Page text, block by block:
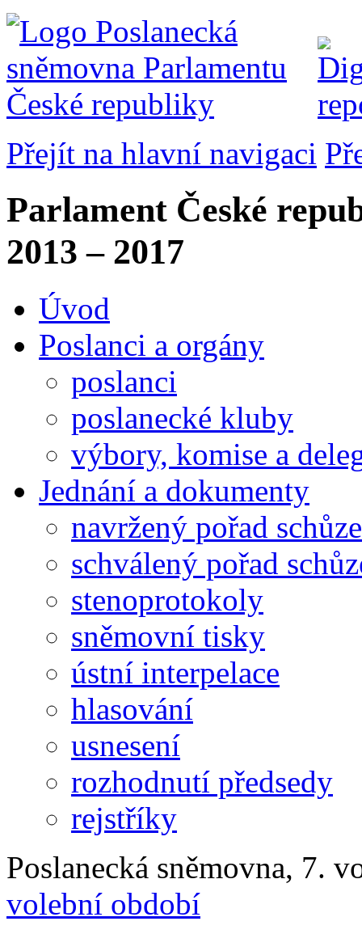
Přejít na hlavní navigaci
Parlament České
2013 – 2017
Úvod
Poslanci a orgány
poslanci
poslanecké kluby
výbory, komise a
Jednání a dokumenty
navržený pořad schůze
schválený pořad
stenoprotokoly
sněmovní tisky
ústní interpelace
hlasování
usnesení
rozhodnutí předsedy
rejstříky
Poslanecká sněmovna, 7.
volební období